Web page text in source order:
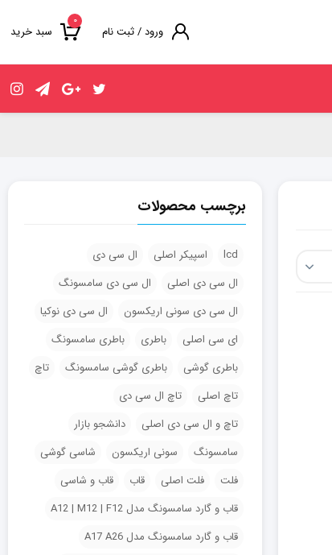
۰
سبد خرید ورود / ثبت نام
برچسب محصولات
lcd اسپیکر اصلی
ال سی دی
ال سی دی اصلی
ال سی دی سامسونگ
ال سی دی سونی اریکسون
ال سی دی نوکیا
ای سی اصلی
باطری
باطری سامسونگ
باطری گوشی
باطری گوشی سامسونگ
تاچ
تاچ اصلی
تاچ ال سی دی
تاچ و ال سی دی اصلی
دانشجو بازار
سامسونگ
سونی اریکسون
شاسی گوشی
فلت
فلت اصلی قاب
قاب و شاسی
قاب و گارد سامسونگ مدل A12 | M12 | F12
قاب و گارد سامسونگ مدل A17 A26